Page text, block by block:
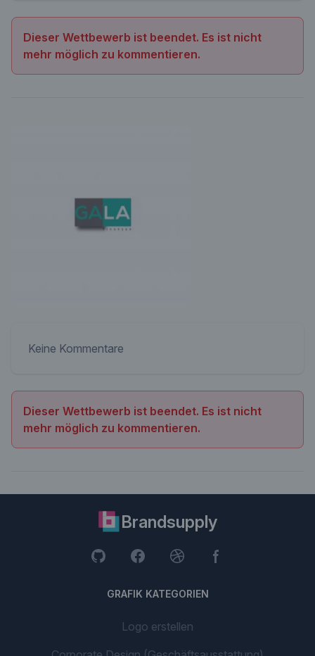
Dieser Wettbewerb ist beendet. Es ist nicht
mehr möglich zu kommentieren.
Keine Kommentare
Dieser Wettbewerb ist beendet. Es ist nicht
mehr möglich zu kommentieren.
Brandsupply
GRAFIK KATEGORIEN
Logo erstellen